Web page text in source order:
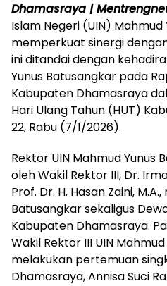
Dhamasraya |
Islam Negeri (UIN)
memperkuat sinergi
ini ditandai dengan
Yunus Batusangkar pada
Kabupaten Dhamasraya
Hari Ulang Tahun (HUT)
22, Rabu (7/1/2026).
Rektor UIN Mahmud Yunus
oleh Wakil Rektor III, Dr.
Prof. Dr. H. Hasan Zaini,
Batusangkar sekaligus
Kabupaten Dhamasraya.
Wakil Rektor III UIN
melakukan pertemuan
Dhamasraya, Annisa Suci